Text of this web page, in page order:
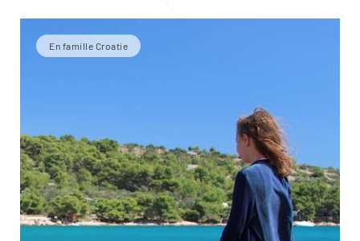
En famille Croatie